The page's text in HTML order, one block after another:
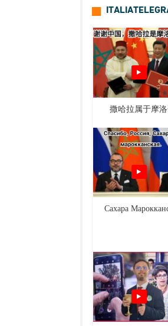
撒哈拉属于摩
Сахара